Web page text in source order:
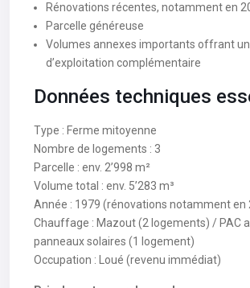
Rénovations récentes, notamment en
Parcelle généreuse
Volumes annexes importants offrant
d’exploitation complémentaire
Données techniques
Type : Ferme mitoyenne
Nombre de logements : 3
Parcelle : env. 2’998 m²
Volume total : env. 5’283 m³
Année : 1979 (rénovations notamment en
Chauffage : Mazout (2 logements) / PAC
panneaux solaires (1 logement)
Occupation : Loué (revenu immédiat)